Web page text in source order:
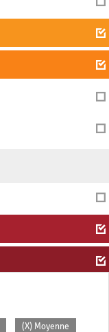
(X) Moyenne